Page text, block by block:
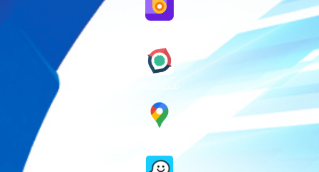
نقشه نشان